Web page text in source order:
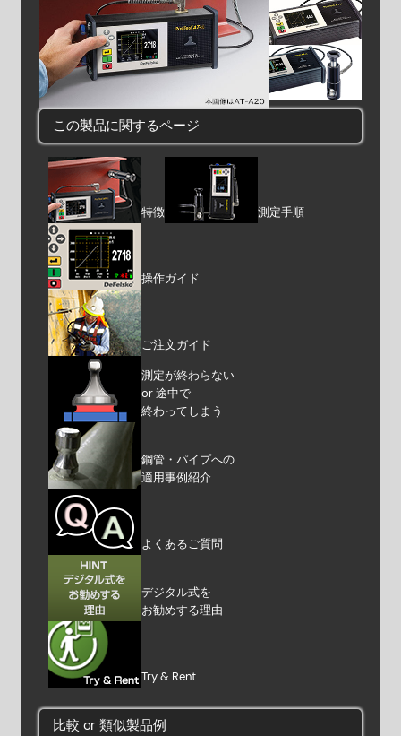
この製品に関するページ
特徴 測定手順
操作ガイド
ご注文ガイド
測定が終わらない
or 途中で
終わってしまう
鋼管・パイプへの
適用事例紹介
よくあるご質問
デジタル式を
お勧めする理由
Try & Rent
比較 or 類似製品例